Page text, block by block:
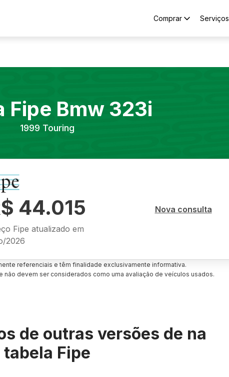
Comprar Serviços
Fipe Bmw 323i
1999 Touring
44.015
Fipe atualizado em
2026
Nova consulta
referenciais e têm finalidade exclusivamente informativa.
não devem ser considerados como uma avaliação de veículos usados.
de outras versões de na
tabela Fipe